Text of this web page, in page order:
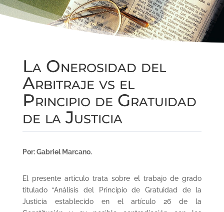
La Onerosidad del
Arbitraje vs el
Principio de Gratuidad
de la Justicia
Por: Gabriel Marcano.
El presente artículo trata sobre el trabajo de grado
titulado “Análisis del Principio de Gratuidad de la
Justicia establecido en el artículo 26 de la